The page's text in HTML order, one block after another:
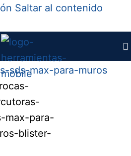
Saltar al contenido